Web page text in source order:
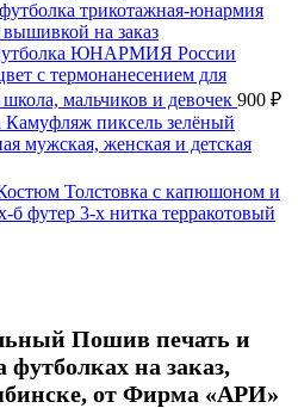
ЮНАРМИЯ России
с термонанесением для
школа, мальчиков и девочек 900 ₽
Камуфляж пиксель зелёный
мужская, женская и детская
Толстовка с капюшоном и
б футер 3-х нитка терракотовый
Пошив печать и
на заказ,
от Фирма «АРИ»